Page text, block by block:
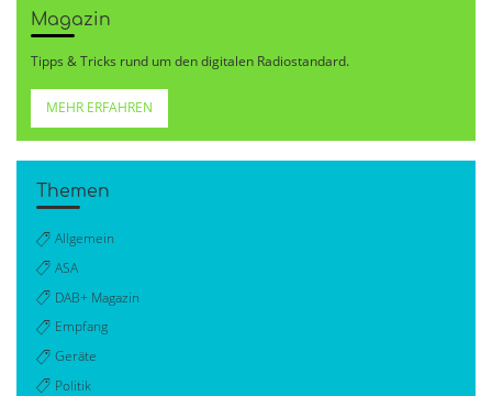
Magazin
Tipps & Tricks rund um den digitalen Radiostandard.
MEHR ERFAHREN
Themen
Allgemein
ASA
DAB+ Magazin
Empfang
Geräte
Politik